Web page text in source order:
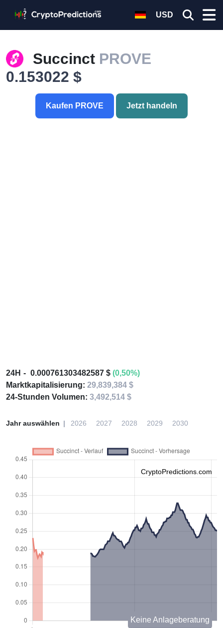
USD
Succinct PROVE
0.153022 $
Kaufen PROVE Jetzt handeln
24H 0.000761303482587 $ (0,50%)
Marktkapitalisierung: 29,839,384 $
24-Stunden Volumen: 3,492,514 $
Jahr auswählen 2026 2027 2028 2029 2030
CryptoPredictions.com
Keine Anlageberatung